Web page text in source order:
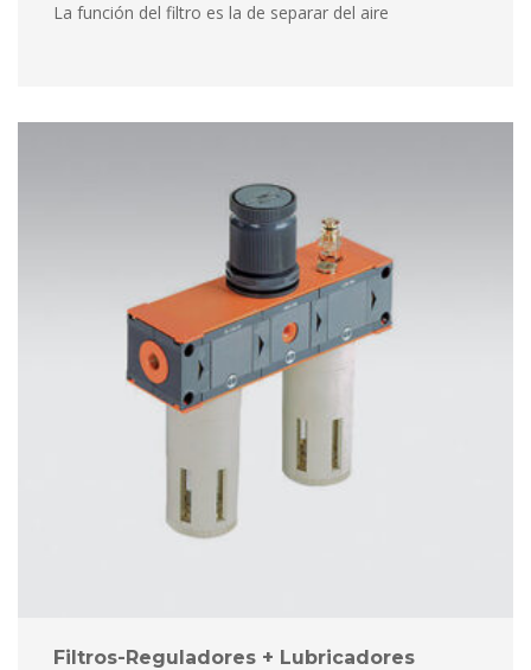
La función del filtro es la de separar del aire
Filtros-Reguladores + Lubricadore